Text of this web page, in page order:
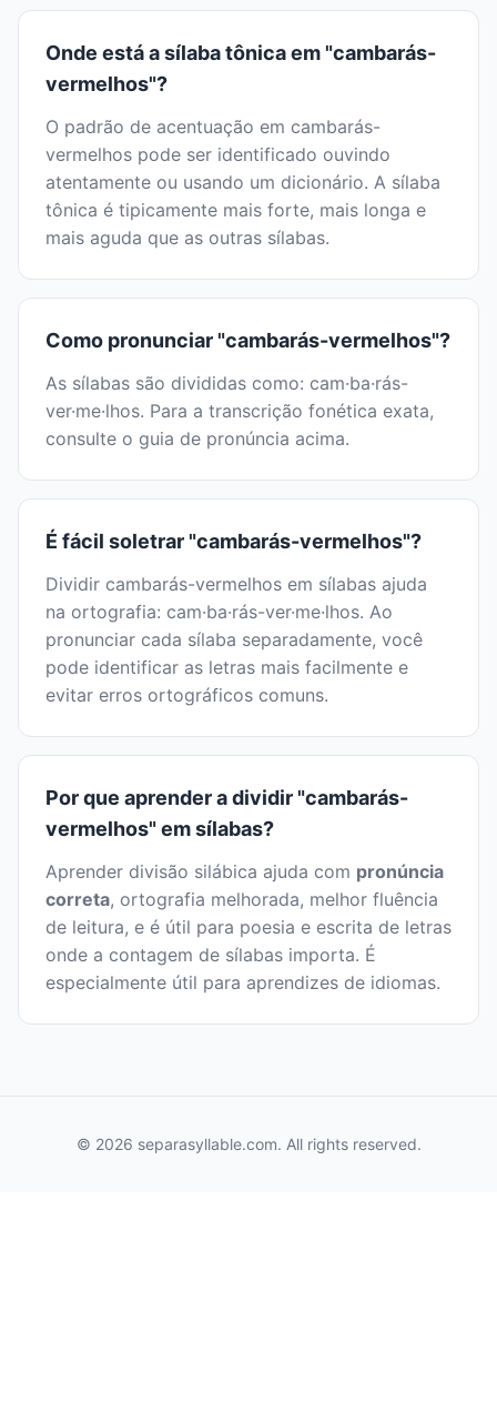
Onde está a sílaba tônica em "cambarás-
vermelhos"?
O padrão de acentuação em cambarás-
vermelhos pode ser identificado ouvindo
atentamente ou usando um dicionário. A sílaba
tônica é tipicamente mais forte, mais longa e
mais aguda que as outras sílabas.
Como pronunciar "cambarás-vermelhos"?
As sílabas são divididas como: cam·ba·rás-
ver·me·lhos. Para a transcrição fonética exata,
consulte o guia de pronúncia acima.
É fácil soletrar "cambarás-vermelhos"?
Dividir cambarás-vermelhos em sílabas ajuda
na ortografia: cam·ba·rás-ver·me·lhos. Ao
pronunciar cada sílaba separadamente, você
pode identificar as letras mais facilmente e
evitar erros ortográficos comuns.
Por que aprender a dividir "cambarás-
vermelhos" em sílabas?
Aprender divisão silábica ajuda com pronúncia
correta, ortografia melhorada, melhor fluência
de leitura, e é útil para poesia e escrita de letras
onde a contagem de sílabas importa. É
especialmente útil para aprendizes de idiomas.
© 2026 separasyllable.com. All rights reserved.